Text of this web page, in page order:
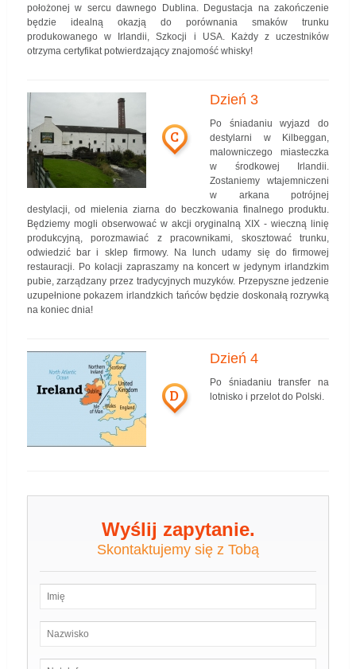
położonej w sercu dawnego Dublina. Degustacja na zakończenie
będzie idealną okazją do porównania smaków trunku
produkowanego w Irlandii, Szkocji i USA. Każdy z uczestników
otrzyma certyfikat potwierdzający znajomość whisky!
C
Dzień 3
Po śniadaniu wyjazd do
destylarni w Kilbeggan,
malowniczego miasteczka
w środkowej Irlandii.
Zostaniemy wtajemniczeni
w arkana potrójnej
destylacji, od mielenia ziarna do beczkowania finalnego produktu.
Będziemy mogli obserwować w akcji oryginalną XIX - wieczną linię
produkcyjną, porozmawiać z pracownikami, skosztować trunku,
odwiedzić bar i sklep firmowy. Na lunch udamy się do firmowej
restauracji. Po kolacji zapraszamy na koncert w jedynym irlandzkim
pubie, zarządzany przez tradycyjnych muzyków. Przepyszne jedzenie
uzupełnione pokazem irlandzkich tańców będzie doskonałą rozrywką
na koniec dnia!
D
Dzień 4
Po śniadaniu transfer na
lotnisko i przelot do Polski.
Wyślij zapytanie.
Skontaktujemy się z Tobą